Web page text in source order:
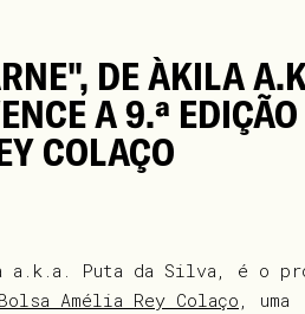
DE ÀKILA
A 9.ª
COLAÇO
a.k.a. Puta da Silva, é o
Bolsa Amélia Rey Colaço , uma